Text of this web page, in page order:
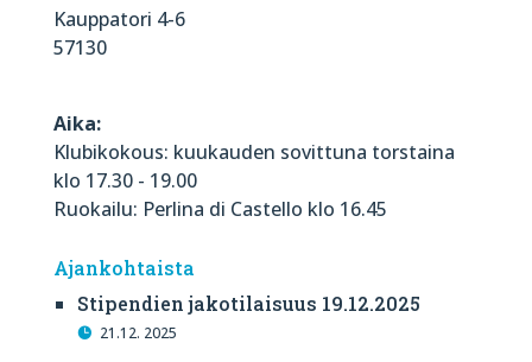
Kauppatori 4-6
57130
Aika:
Klubikokous: kuukauden sovittuna torstaina
klo 17.30 - 19.00
Ruokailu: Perlina di Castello klo 16.45
Ajankohtaista
Stipendien jakotilaisuus 19.12.2025
21.12. 2025